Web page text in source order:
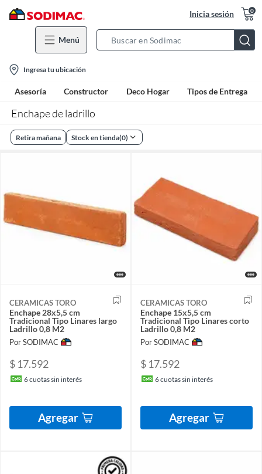
Inicia sesión 0
Menú
Bar
location-
icon
Ingresa tu ubicación
Asesoría Constructor Deco Hogar Tipos de Entrega
Enchape de ladrillo
Retira mañana Stock en tienda(0)
CERAMICAS TORO
Enchape 28x5,5 cm
Tradicional Tipo Linares largo
Ladrillo 0,8 M2
Por SODIMAC
$ 17.592
6cuotas sin interés
Agregar
CERAMICAS TORO
Enchape 15x5,5 cm
Tradicional Tipo Linares corto
Ladrillo 0,8 M2
Por SODIMAC
$ 17.592
6cuotas sin interés
Agregar